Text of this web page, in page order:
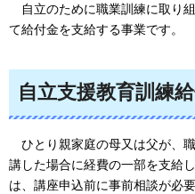
自立のために職業訓練に取り
て給付金を支給する事業です。
自立支援教育訓練
ひとり親家庭の母又は父が、
講した場合に経費の一部を支給
は、講座申込前に事前相談が必要